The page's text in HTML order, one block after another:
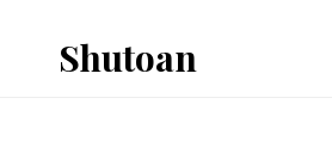
Shutoan